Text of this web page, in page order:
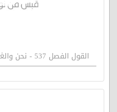
القول الفصل 537 - نحن والغرب